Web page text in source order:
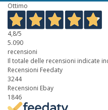
Ottimo
4,8/5
5.090
recensioni
Il totale delle recensioni indicate
Recensioni Feedaty
3244
Recensioni Ebay
1846